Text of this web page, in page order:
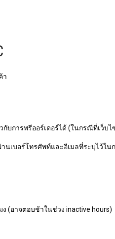
า
ารพรีออร์เดอร์ได้ (ในกรณีที่เว็บไ
บอร์โทรศัพท์และอีเมลที่ระบุไว้ใน
ง (อาจตอบช้าในช่วง inactive hours)